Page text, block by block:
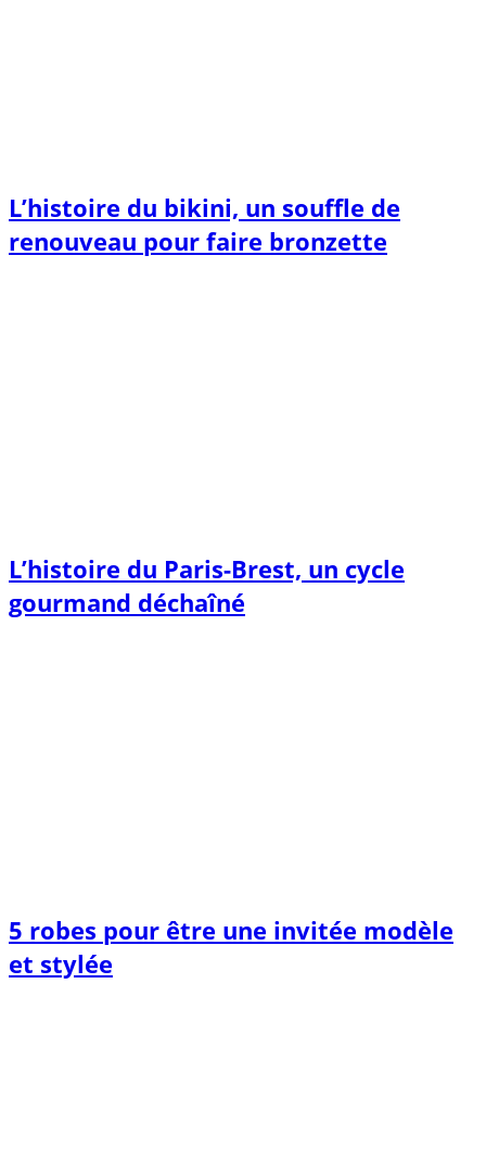
L’histoire du bikini, un souffle de
renouveau pour faire bronzette
L’histoire du Paris-Brest, un cycle
gourmand déchaîné
5 robes pour être une invitée modèle
et stylée